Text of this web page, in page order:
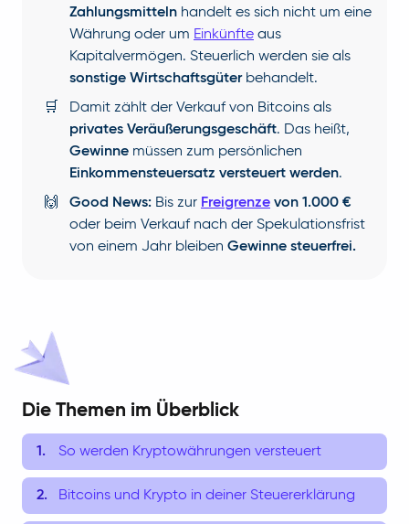
Zahlungsmitteln handelt es sich nicht um eine
Währung oder um Einkünfte aus
Kapitalvermögen. Steuerlich werden sie als
sonstige Wirtschaftsgüterbehandelt.
🛒
Damit zählt der Verkauf von Bitcoins als
privates Veräußerungsgeschäft. Das heißt,
Gewinne müssen zum persönlichen
Einkommensteuersatz versteuert werden.
🙌
Good News: Bis zur Freigrenze von 1.000 €
oder beim Verkauf nach der Spekulationsfrist
von einem Jahr bleiben Gewinne steuerfrei.
Die Themen im Überblick
So werden Kryptowährungen versteuert
Bitcoins und Krypto in deiner Steuererklärung